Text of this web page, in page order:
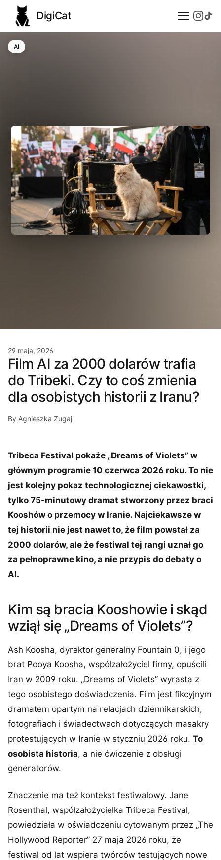
DigiCat
AI
Społeczeństwo
AI
29 maja, 2026
Film AI za 2000 dolarów trafia
do Tribeki. Czy to coś zmienia
dla osobistych historii z Iranu?
By Agnieszka Zugaj
Tribeca Festival pokaże „Dreams of Violets” w
głównym programie 10 czerwca 2026 roku. To nie
jest kolejny pokaz technologicznej ciekawostki,
tylko 75-minutowy dramat stworzony przez braci
Kooshów o przemocy w Iranie. Najciekawsze w
tej historii nie jest nawet to, że film powstał za
2000 dolarów, ale że festiwal tej rangi uznał go
za pełnoprawne kino, a nie przypis do debaty o
AI.
Kim są bracia Kooshowie i skąd
wziął się „Dreams of Violets”?
Ash Koosha, dyrektor generalny Fountain 0, i jego
brat Pooya Koosha, współzałożyciel firmy, opuścili
Iran w 2009 roku. „Dreams of Violets” wyrasta z
tego osobistego doświadczenia. Film jest fikcyjnym
dramatem opartym na relacjach dziennikarskich,
fotografiach i świadectwach dotyczących masakry
protestujących w Iranie w styczniu 2026 roku. To
osobista historia, a nie ćwiczenie z obsługi
generatorów.
Znaczenie ma też kontekst festiwalowy. Jane
Rosenthal, współzałożycielka Tribeca Festival,
powiedziała w oświadczeniu cytowanym przez „The
Hollywood Reporter” 27 maja 2026 roku, że
festiwal od lat wspiera twórców testujących nowe